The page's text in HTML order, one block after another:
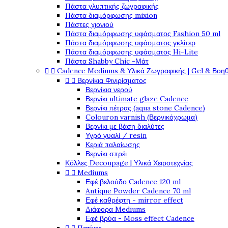
Πάστα γλυπτικής ζωγραφικής
Πάστα διαμόρφωσης mixion
Πάστες χιονιού
Πάστα διαμόρφωσης υφάσματος Fashion 50 ml
Πάστα διαμόρφωσης υφάσματος γκλίτερ
Πάστα διαμόρφωσης υφάσματος Hi-Lite
Πάστα Shabby Chic -Μάτ
  Cadence Mediums & Υλικά Ζωγραφικής | Gel &
  Βερνίκια Φινιρίσματος
Βερνίκια νερού
Βερνίκι ultimate glaze Cadence
Βερνίκι πέτρας (aqua stone Cadence)
Colouron varnish (Βερνικόχρωμα)
Βερνίκι με βάση διαλύτες
Υγρό γυαλί / resin
Κεριά παλαίωσης
Βερνίκι σπρέι
Κόλλες Decoupage | Υλικά Χειροτεχνίας
  Mediums
Εφέ βελούδο Cadence 120 ml
Antique Powder Cadence 70 ml
Εφέ καθρέφτη - mirror effect
Διάφορα Mediums
Εφέ βρύα - Moss effect Cadence